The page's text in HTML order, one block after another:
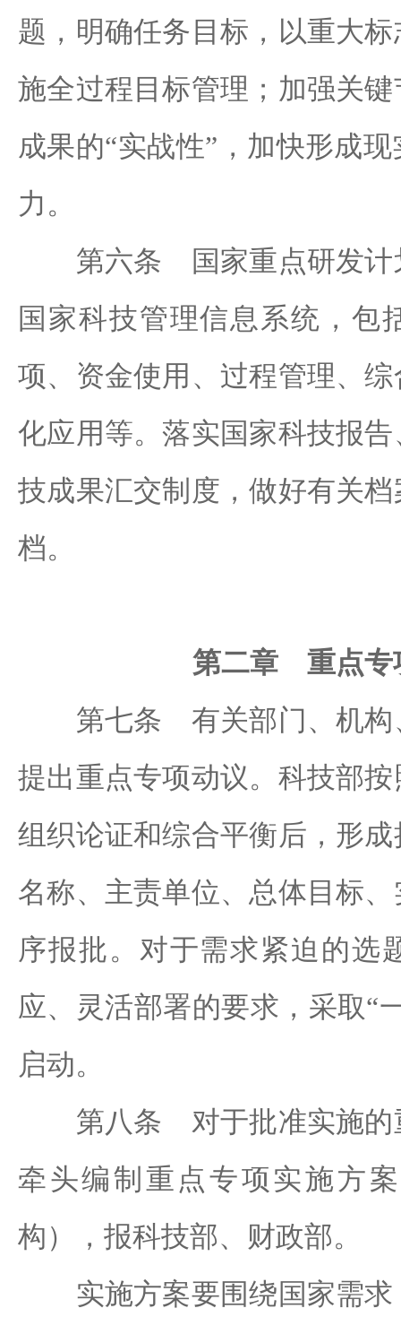
题，明确任务目标，以重大
施全过程目标管理；加强关
成果的“实战性”，加快形成
力。
第六条 国家重点研发计
国家科技管理信息系统，包
项、资金使用、过程管理、
化应用等。落实国家科技报
技成果汇交制度，做好有关
档。
第二章 重点专
第七条 有关部门、机构
提出重点专项动议。科技部
组织论证和综合平衡后，形
名称、主责单位、总体目标
序报批。对于需求紧迫的选
应、灵活部署的要求，采取“
启动。
第八条 对于批准实施的
牵头编制重点专项实施方
构），报科技部、财政部。
实施方案要围绕国家需求